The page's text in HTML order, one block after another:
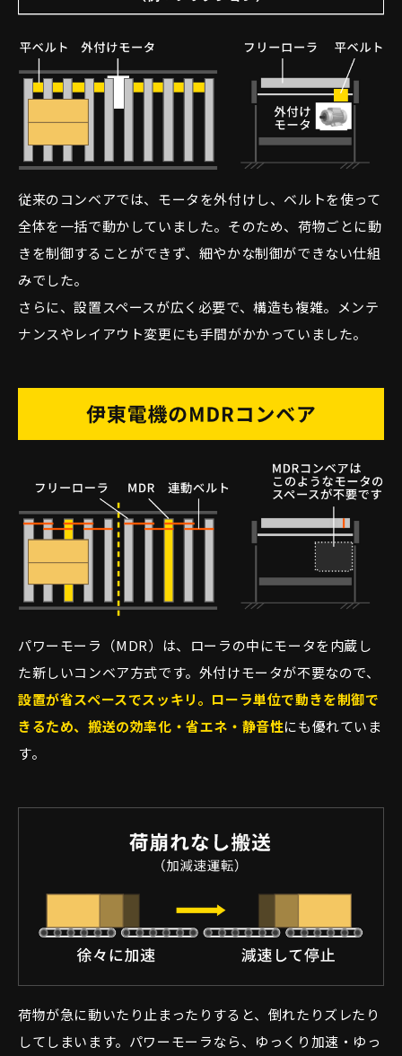
従来のコンベアでは、モータを外付けし、ベルトを使って
全体を一括で動かしていました。そのため、荷物ごとに動
きを制御することができず、細やかな制御ができない仕組
みでした。
さらに、設置スペースが広く必要で、構造も複雑。メンテ
ナンスやレイアウト変更にも手間がかかっていました。
パワーモーラ（MDR）は、ローラの中にモータを内蔵し
た新しいコンベア方式です。外付けモータが不要なので、
設置が省スペースでスッキリ。ローラ単位で動きを制御で
きるため、搬送の効率化・省エネ・静音性にも優れていま
す。
荷物が急に動いたり止まったりすると、倒れたりズレたり
してしまいます。パワーモーラなら、ゆっくり加速・ゆっ